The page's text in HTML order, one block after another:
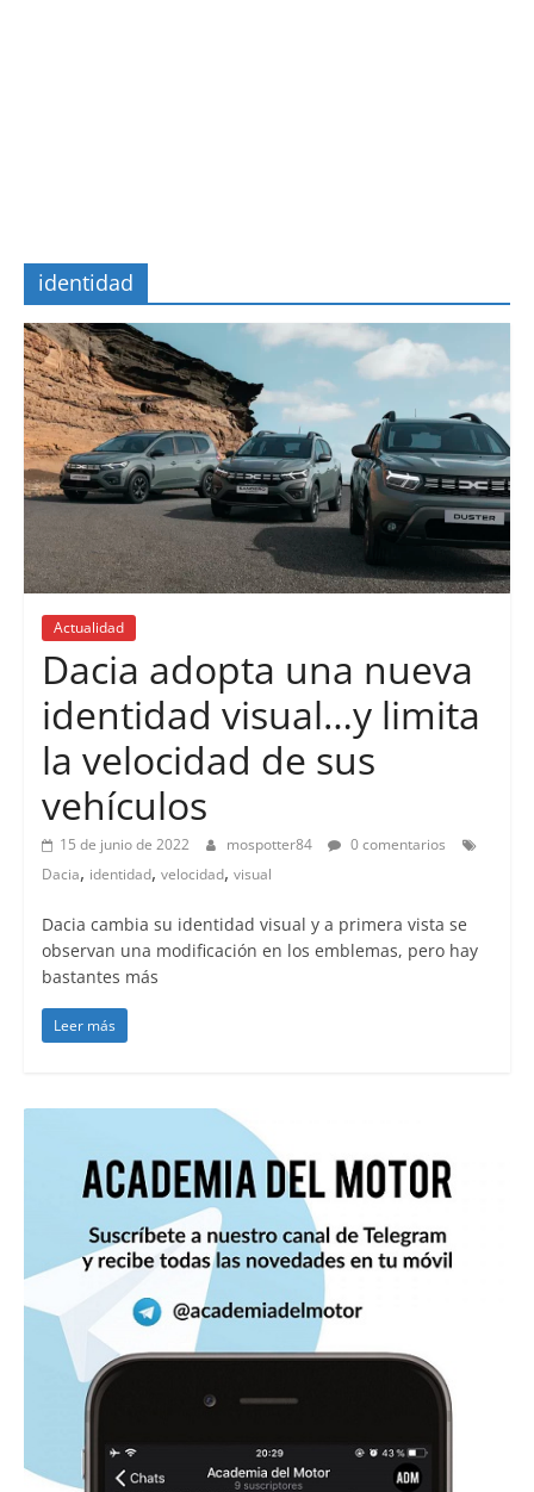
identidad
Actualidad
Dacia adopta una nueva
identidad visual…y limita
la velocidad de sus
vehículos
15 de junio de 2022 mospotter84
0 comentarios
Dacia, identidad, velocidad, visual
Dacia cambia su identidad visual y a primera vista se
observan una modificación en los emblemas, pero hay
bastantes más
Leer más